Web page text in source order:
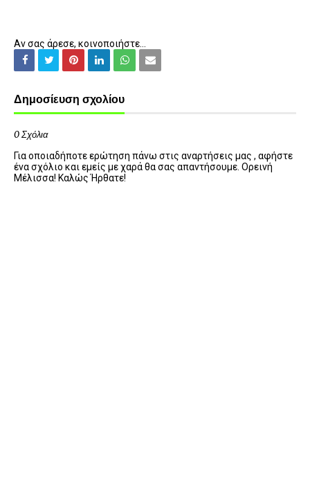
Αν σας άρεσε, κοινοποιήστε...
Δημοσίευση σχολίου
0 Σχόλια
Για οποιαδήποτε ερώτηση πάνω στις αναρτήσεις μας , αφήστε
ένα σχόλιο και εμείς με χαρά θα σας απαντήσουμε. Ορεινή
Μέλισσα! Καλώς Ήρθατε!